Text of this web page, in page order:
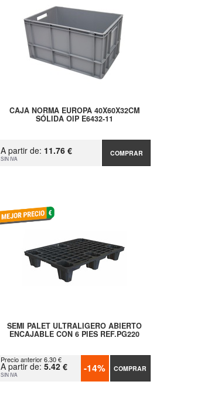
CAJA NORMA EUROPA 40X60X32CM
SÓLIDA OIP E6432-11
A partir de: 11.76 €
SIN IVA
COMPRAR
SEMI PALET ULTRALIGERO ABIERTO
ENCAJABLE CON 6 PIES REF.PG220
Precio anterior 6.30 €
A partir de:5.42 €
SIN IVA -14% COMPRAR